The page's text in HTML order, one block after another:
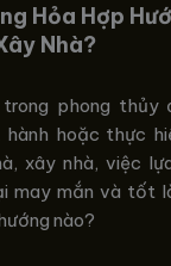
Hỏa Hợp
Nhà?
trong phong thủy
hành hoặc thực
xây nhà, việc
may mắn và tốt
nào?